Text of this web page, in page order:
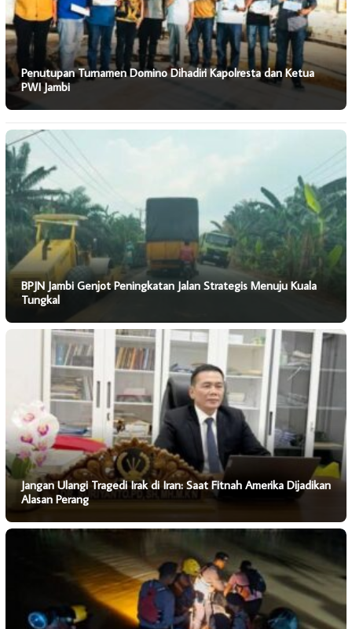
Penutupan Turnamen Domino Dihadiri Kapolresta dan Ketua
PWI Jambi
BPJN Jambi Genjot Peningkatan Jalan Strategis Menuju Kuala
Tungkal
Jangan Ulangi Tragedi Irak di Iran: Saat Fitnah Amerika Dijadikan
Alasan Perang